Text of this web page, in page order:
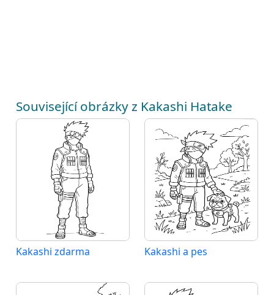
Související obrázky z Kakashi Hatake
Kakashi zdarma Kakashi a pes